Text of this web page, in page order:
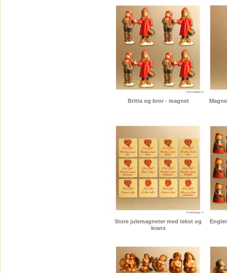
Britta og bror - magnet
Store julemagneter med tekst og
krans